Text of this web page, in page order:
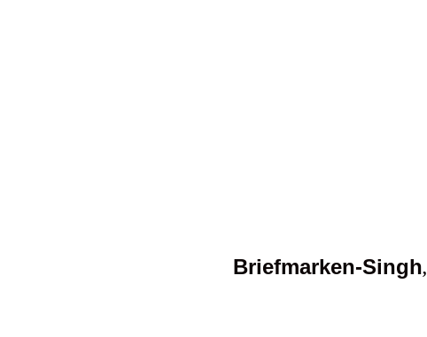
Briefmarken-Singh,